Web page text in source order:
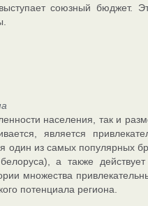
союзный бюджет.
населения, так и
является
один из самых популярных
а также
множества
потенциала региона.